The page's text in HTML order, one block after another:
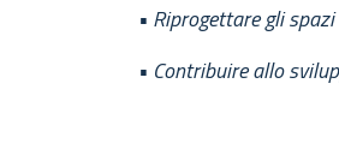
• Riprogettare gli
• Contribuire allo